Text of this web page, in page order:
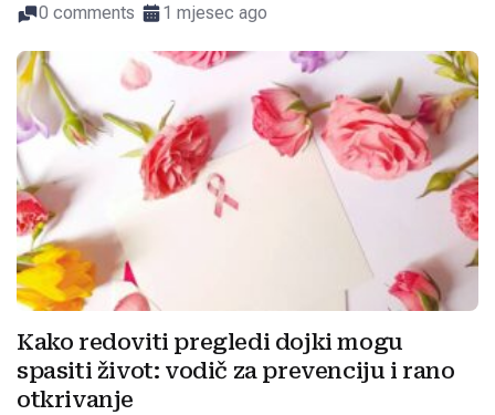
0 comments 1 mjesec ago
Kako redoviti pregledi dojki mogu
spasiti život: vodič za prevenciju i rano
otkrivanje